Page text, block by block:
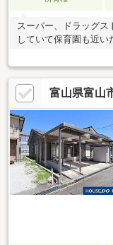
スーパー、ドラッグ
していて保育園も近い
富山県富山